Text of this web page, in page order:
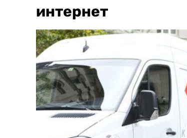
интернет